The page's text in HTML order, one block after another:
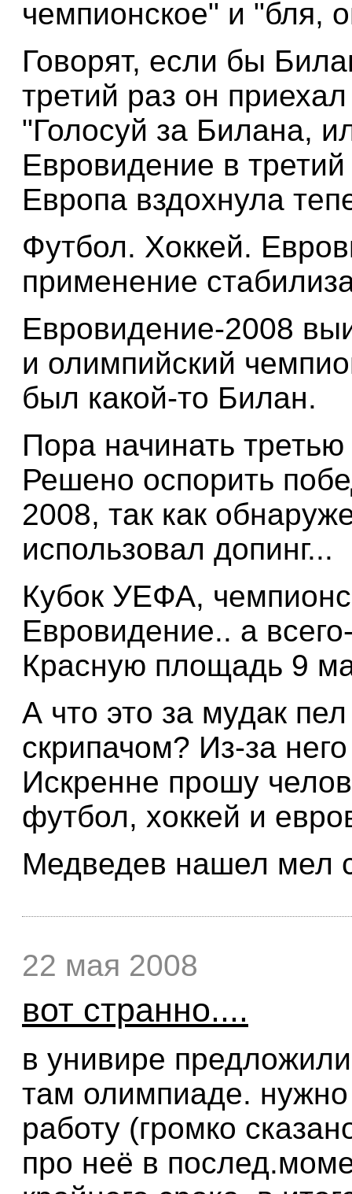
чемпионское" и "бля,
Говорят, если бы
третий раз он
"Голосуй за Билана,
Евровидение в
Европа вздохнула
Футбол. Xоккей.
применение
Евровидение-2008
и олимпийский
был какой-то Билан.
Пора начинать
Решено оспорить
2008, так как
использовал допинг...
Кубок УЕФА,
Евровидение.. а
Красную площадь 9
А что это за мудак
скрипачом? Из-за
Искренне прошу
футбол, хоккей и
Медведев нашел мел
22 мая 2008
вот странно....
в унивире
там олимпиаде.
работу (громко
про неё в